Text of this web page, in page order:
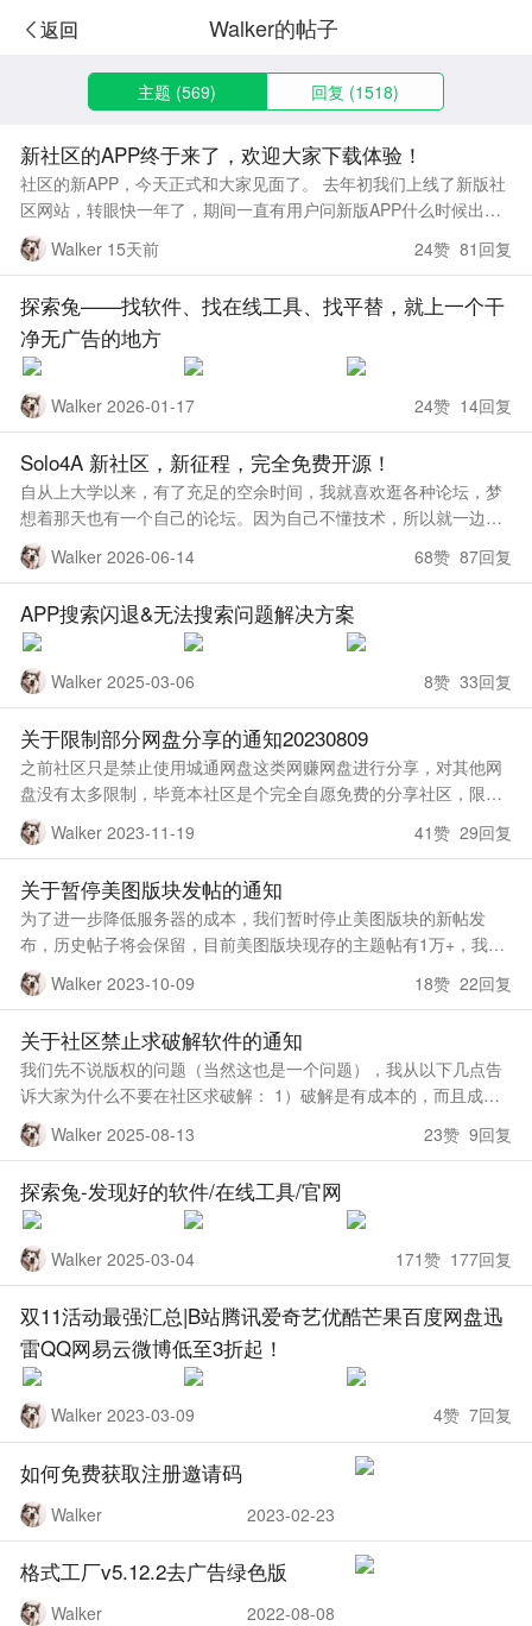
返回 Walker的帖子
主题 (569) 回复 (1518)
新社区的APP终于来了，欢迎大家下载体验！
社区的新APP，今天正式和大家见面了。 去年初我们上线了新版社
区网站，转眼快一年了，期间一直有用户问新版APP什么时候出，
在手机上APP的体验确实会比网页版好很多，相信这里有很多也是
天天云搜APP的忠
Walker 15天前 24赞 81回复
探索兔——找软件、找在线工具、找平替，就上一个干
净无广告的地方
Walker 2026-01-17 24赞 14回复
Solo4A 新社区，新征程，完全免费开源！
自从上大学以来，有了充足的空余时间，我就喜欢逛各种论坛，梦
想着那天也有一个自己的论坛。因为自己不懂技术，所以就一边学
一边基于Discuz搭建了人生中的第一个社区-云搜社区，运营了差不
多两年时间，一直不
Walker 2026-06-14 68赞 87回复
APP搜索闪退&无法搜索问题解决方案
Walker 2025-03-06 8赞 33回复
关于限制部分网盘分享的通知20230809
之前社区只是禁止使用城通网盘这类网赚网盘进行分享，对其他网
盘没有太多限制，毕竟本社区是个完全自愿免费的分享社区，限制
太多怕打击大家的发帖积极性，但有些网盘需注册+安装APP才能下
载，非会员还限速，非常
Walker 2023-11-19 41赞 29回复
关于暂停美图版块发帖的通知
为了进一步降低服务器的成本，我们暂时停止美图版块的新帖发
布，历史帖子将会保留，目前美图版块现存的主题帖有1万+，我们
将做随机展示（默认排序时），所以对于看帖人来说影响不大，1万
+的帖子能看很久了。 非
Walker 2023-10-09 18赞 22回复
关于社区禁止求破解软件的通知
我们先不说版权的问题（当然这也是一个问题），我从以下几点告
诉大家为什么不要在社区求破解： 1）破解是有成本的，而且成本
不低，需要耗费一定的时间精力，几乎不会有人免费帮你破解，收
费的话还可能会有法律风险
Walker 2025-08-13 23赞 9回复
探索兔-发现好的软件/在线工具/官网
Walker 2025-03-04 171赞 177回复
双11活动最强汇总|B站腾讯爱奇艺优酷芒果百度网盘迅
雷QQ网易云微博低至3折起！
Walker 2023-03-09 4赞 7回复
如何免费获取注册邀请码
Walker 2023-02-23
格式工厂v5.12.2去广告绿色版
Walker 2022-08-08